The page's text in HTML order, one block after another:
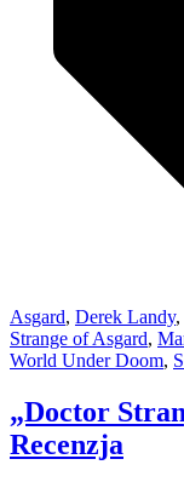
Asgard, Derek Landy,
Strange of Asgard,
World Under Doom,
„Doctor
Recenzja